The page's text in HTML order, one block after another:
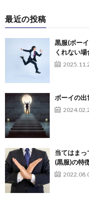
最近の投稿
黒服(ボー
くれない
ボーイの
当てはま
(黒服)の特